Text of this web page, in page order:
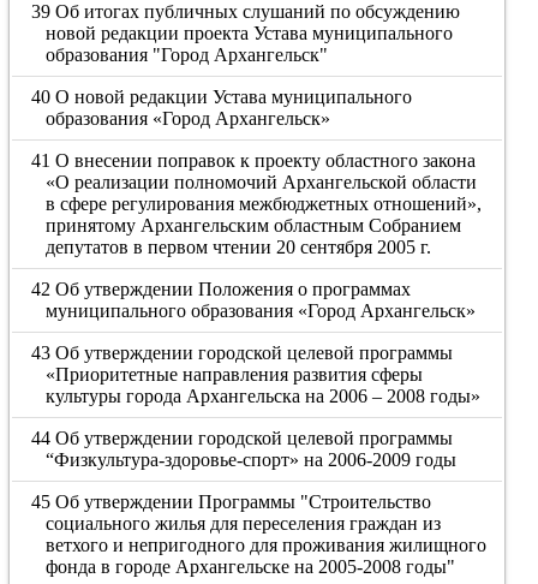
39 Об итогах публичных слушаний по обсуждению
новой редакции проекта Устава муниципального
образования "Город Архангельск"
40 О новой редакции Устава муниципального
образования «Город Архангельск»
41 О внесении поправок к проекту областного закона
«О реализации полномочий Архангельской области
в сфере регулирования межбюджетных отношений»,
принятому Архангельским областным Собранием
депутатов в первом чтении 20 сентября 2005 г.
42 Об утверждении Положения о программах
муниципального образования «Город Архангельск»
43 Об утверждении городской целевой программы
«Приоритетные направления развития сферы
культуры города Архангельска на 2006 – 2008 годы»
44 Об утверждении городской целевой программы
“Физкультура-здоровье-спорт» на 2006-2009 годы
45 Об утверждении Программы "Строительство
социального жилья для переселения граждан из
ветхого и непригодного для проживания жилищного
фонда в городе Архангельске на 2005-2008 годы"